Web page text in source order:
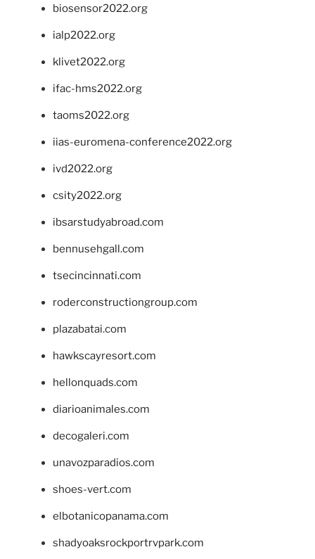
biosensor2022.org
ialp2022.org
klivet2022.org
ifac-hms2022.org
taoms2022.org
iias-euromena-conference2022.org
ivd2022.org
csity2022.org
ibsarstudyabroad.com
bennusehgall.com
tsecincinnati.com
roderconstructiongroup.com
plazabatai.com
hawkscayresort.com
hellonquads.com
diarioanimales.com
decogaleri.com
unavozparadios.com
shoes-vert.com
elbotanicopanama.com
shadyoaksrockportrvpark.com